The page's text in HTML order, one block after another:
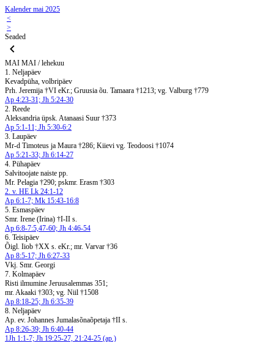
Kalender mai 2025
<
>
Seaded
MAI MAI / lehekuu
1. Neljapäev
Kevadpüha, volbripäev
Prh. Jeremija †VI eKr.; Gruusia õu. Tamaara †1213; vg. Valburg †779
Ap 4:23-31; Jh 5:24-30
2. Reede
Aleksandria üpsk. Atanaasi Suur †373
Ap 5:1-11; Jh 5:30-6:2
3. Laupäev
Mr-d Timoteus ja Maura †286; Kiievi vg. Teodoosi †1074
Ap 5:21-33; Jh 6:14-27
4. Pühapäev
Salvitoojate naiste pp.
Mr. Pelagia †290; pskmr. Erasm †303
2. v. HE Lk 24:1-12
Ap 6:1-7; Mk 15:43-16:8
5. Esmaspäev
Smr. Irene (Irina) †I-II s.
Ap 6:8-7:5,47-60; Jh 4:46-54
6. Teisipäev
Õigl. Iiob †XX s. eKr.; mr. Varvar †36
Ap 8:5-17; Jh 6:27-33
Vkj. Smr. Georgi
7. Kolmapäev
Risti ilmumine Jeruusalemmas 351;
mr. Akaaki †303; vg. Niil †1508
Ap 8:18-25; Jh 6:35-39
8. Neljapäev
Ap. ev. Johannes Jumalasõnaõpetaja †II s.
Ap 8:26-39; Jh 6:40-44
1Jh 1:1-7; Jh 19:25-27, 21:24-25 (ap.)